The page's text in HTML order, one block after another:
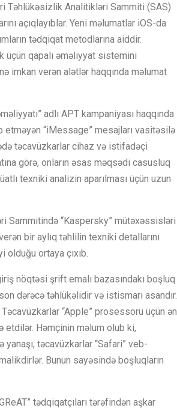
Təhlükəsizlik Analitikləri Sammiti (SAS)
açıqlayıblar. Yeni məlumatlar iOS-da
tədqiqat metodlarına aiddir.
üçün qapalı əməliyyat sistemini
imkan verən alətlər haqqında məlumat
adlı APT kampaniyası haqqında
etməyən “iMessage” mesajları vasitəsilə
təcavüzkarlar cihaz və istifadəçi
görə, onların əsas məqsədi casusluq
texniki analizin aparılması üçün uzun
Sammitində “Kaspersky” mütəxəssisləri
bir aylıq təhlilin texniki detallarını
olduğu ortaya çıxıb.
nöqtəsi şrift emalı bazasındakı boşluq
dərəcə təhlükəlidir və istismarı asandır.
“Apple” prosessoru üçün ən
Həmçinin məlum olub ki,
yanaşı, təcavüzkarlar “Safari” veb-
Bunun sayəsində boşluqların
tədqiqatçıları tərəfindən aşkar